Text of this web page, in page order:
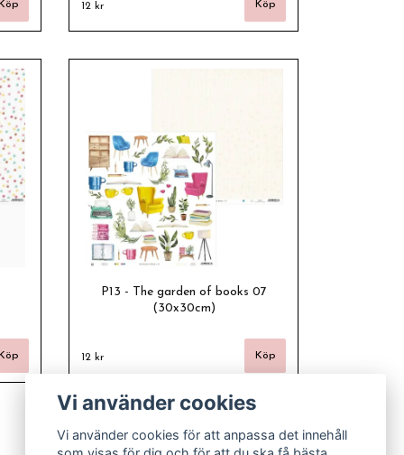
12 kr
P13 - The garden of books 07
(30x30cm)
12 kr
Vi använder cookies
Vi använder cookies för att anpassa det innehåll